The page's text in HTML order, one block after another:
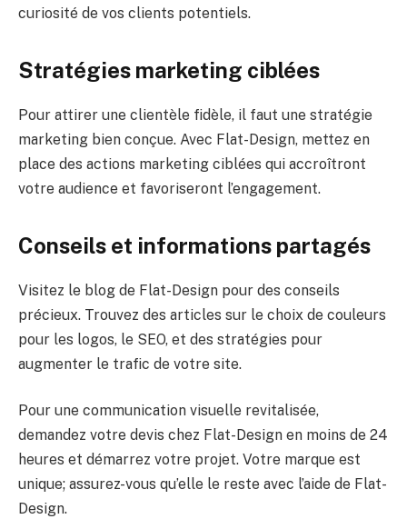
curiosité de vos clients potentiels.
Stratégies marketing ciblées
Pour attirer une clientèle fidèle, il faut une stratégie
marketing bien conçue. Avec Flat-Design, mettez en
place des actions marketing ciblées qui accroîtront
votre audience et favoriseront l’engagement.
Conseils et informations partagés
Visitez le blog de Flat-Design pour des conseils
précieux. Trouvez des articles sur le choix de couleurs
pour les logos, le SEO, et des stratégies pour
augmenter le trafic de votre site.
Pour une communication visuelle revitalisée,
demandez votre devis chez Flat-Design en moins de 24
heures et démarrez votre projet. Votre marque est
unique; assurez-vous qu’elle le reste avec l’aide de Flat-
Design.